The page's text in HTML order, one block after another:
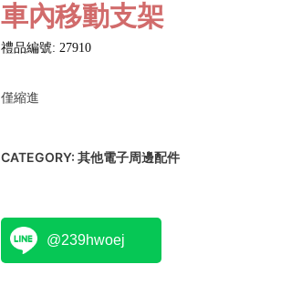
車內移動支架
禮品編號: 27910
僅縮進
CATEGORY:其他電子周邊配件
@239hwoej